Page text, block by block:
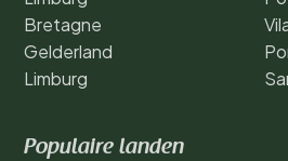
Bretagne
Gelderland
Limburg
Populaire landen